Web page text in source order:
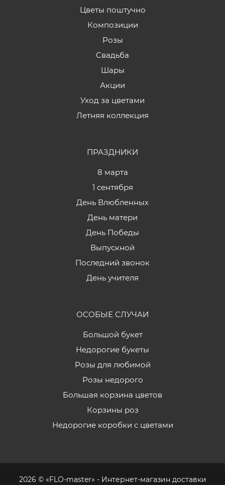
Цветы поштучно
Композиции
Розы
Свадьба
Шары
Акции
Уход за цветами
Летняя коллекция
ПРАЗДНИКИ
8 марта
1 сентября
День Влюбленных
День матери
День Победы
Выпускной
Последний звонок
День учителя
ОСОБЫЕ СЛУЧАИ
Большой букет
Недорогие букеты
Розы для любимой
Розы недорого
Большая корзина цветов
Корзины роз
Недорогие коробки с цветами
2026 © «FLO-master» - Интернет-магазин доставки